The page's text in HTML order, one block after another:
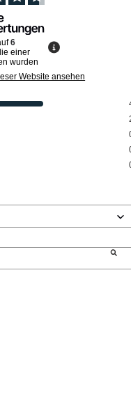
6
einer
wurden
Website ansehen